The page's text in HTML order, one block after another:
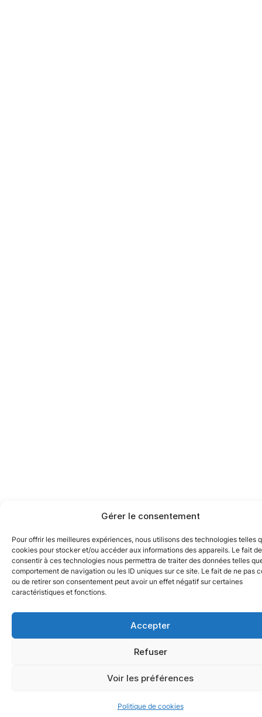
Gérer le consentement
Pour offrir les meilleures expériences, nous utilisons des technologies telles
cookies pour stocker et/ou accéder aux informations des appareils. Le fait de
consentir à ces technologies nous permettra de traiter des données telles
comportement de navigation ou les ID uniques sur ce site. Le fait de ne pas
ou de retirer son consentement peut avoir un effet négatif sur certaines
caractéristiques et fonctions.
Accepter
Refuser
Voir les préférences
Politique de cookies